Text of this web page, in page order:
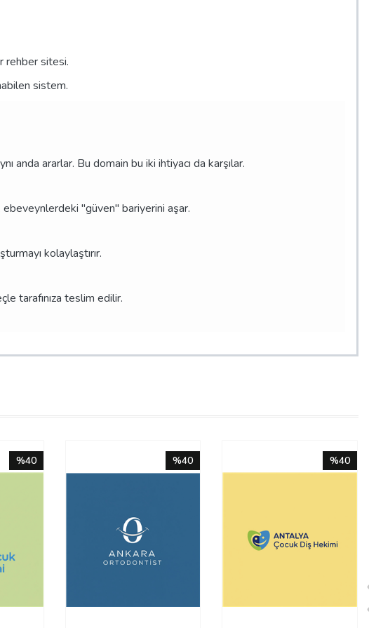
rehber sitesi.
sistem.
anda ararlar. Bu domain bu iki ihtiyacı da karşılar.
ebeveynlerdeki "güven" bariyerini aşar.
kolaylaştırır.
tarafınıza teslim edilir.
%40 %40 %40